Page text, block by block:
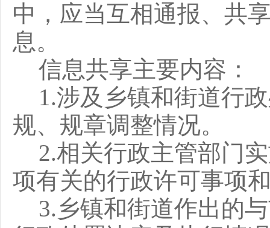
中，应当互相通报、共
息。
信息共享主要内容：
1.涉及乡镇和街道行
规、规章调整情况。
2.相关行政主管部门
项有关的行政许可事项
3.乡镇和街道作出的